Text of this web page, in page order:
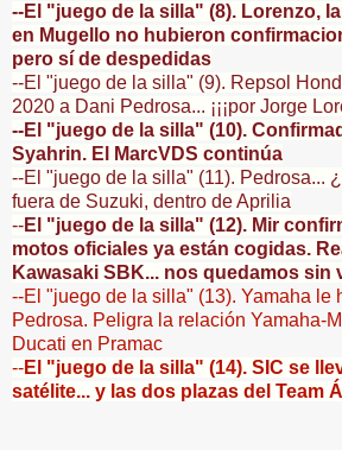
--El "juego de la silla" (8). Lorenzo,
en Mugello no hubieron
pero sí de despedidas
--El "juego de la silla" (9). Repsol
2020 a Dani Pedrosa... ¡¡¡por Jorge
--El "juego de la silla" (10).
Syahrin. El MarcVDS continúa
--El "juego de la silla" (11). Pedrosa...
fuera de Suzuki, dentro de Aprilia
--El "juego de la silla" (12). Mir
motos oficiales ya están cogidas.
Kawasaki SBK... nos quedamos sin
--El "juego de la silla" (13). Yamaha le
Pedrosa. Peligra la relación Yamaha-
Ducati en Pramac
--El "juego de la silla" (14). SIC se
satélite... y las dos plazas del Team